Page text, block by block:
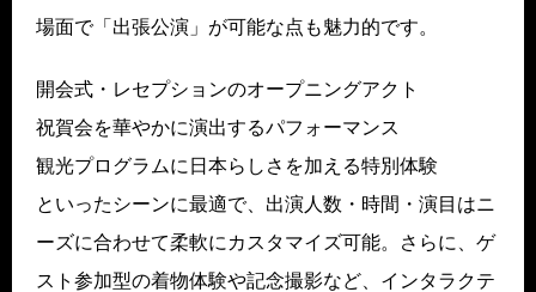
場面で「出張公演」が可能な点も魅力的です。
開会式・レセプションのオープニングアクト
祝賀会を華やかに演出するパフォーマンス
観光プログラムに日本らしさを加える特別体験
といったシーンに最適で、出演人数・時間・演目はニ
ーズに合わせて柔軟にカスタマイズ可能。さらに、ゲ
スト参加型の着物体験や記念撮影など、インタラクテ